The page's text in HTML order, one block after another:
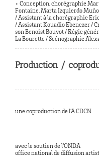
• Conception, chorégraphie
Fontaine, Marta Izquierdo
/ Assistant à la chorégraphie
/ Assistant Kouadio Ebenezer /
son Benoist Bouvot / Régie
La Bourette / Scénographie
Production /
une coproduction de l’A CDCN
avec le soutien de l’ONDA
office national de diffusion